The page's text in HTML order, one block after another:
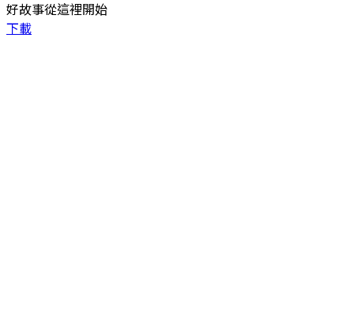
好故事從這裡開始
下載